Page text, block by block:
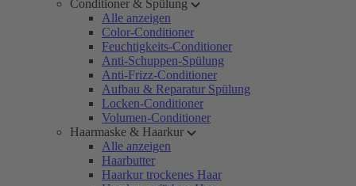
Conditioner & Spülung
Alle anzeigen
Color-Conditioner
Feuchtigkeits-Conditioner
Anti-Schuppen-Spülung
Anti-Frizz-Conditioner
Aufbau & Reparatur Spülung
Locken-Conditioner
Volumen-Conditioner
Haarmaske & Haarkur
Alle anzeigen
Haarbutter
Haarkur trockenes Haar